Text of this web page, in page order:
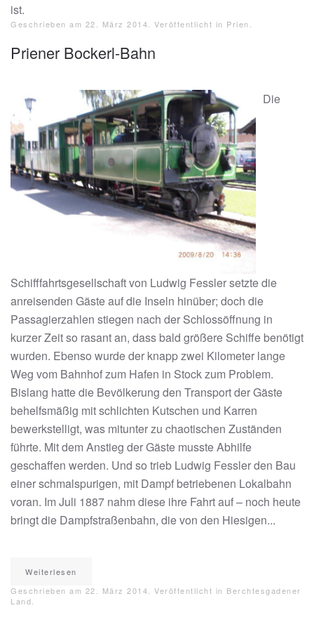
ist.
Geschrieben am 22. März 2014 . Veröffentlicht in Prien
Priener Bockerl-Bahn
Die
Schifffahrtsgesellschaft von Ludwig Fessler setzte die
anreisenden Gäste auf die Inseln hinüber; doch die
Passagierzahlen stiegen nach der Schlossöffnung in
kurzer Zeit so rasant an, dass bald größere Schiffe benötigt
wurden. Ebenso wurde der knapp zwei Kilometer lange
Weg vom Bahnhof zum Hafen in Stock zum Problem.
Bislang hatte die Bevölkerung den Transport der Gäste
behelfsmäßig mit schlichten Kutschen und Karren
bewerkstelligt, was mitunter zu chaotischen Zuständen
führte. Mit dem Anstieg der Gäste musste Abhilfe
geschaffen werden. Und so trieb Ludwig Fessler den Bau
einer schmalspurigen, mit Dampf betriebenen Lokalbahn
voran. Im Juli 1887 nahm diese ihre Fahrt auf – noch heute
bringt die Dampfstraßenbahn, die von den Hiesigen...
Weiterlesen
Geschrieben am 22. März 2014. Veröffentlicht in Berchtesgadener
Land.